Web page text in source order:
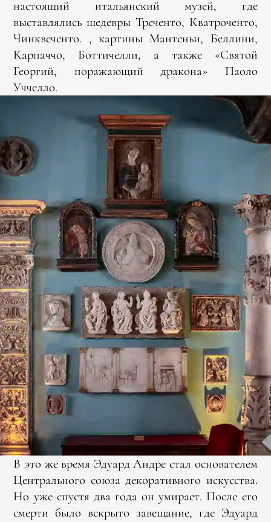
настоящий итальянский музей, где
выставлялись шедевры Треченто, Кватроченто,
Чинквеченто. , картины Мантеньи, Беллини,
Карпаччо, Боттичелли, а также «Святой
Георгий, поражающий дракона» Паоло
Уччелло.
В это же время Эдуард Андре стал основателем
Центрального союза декоративного искусства.
Но уже спустя два года он умирает. После его
смерти было вскрыто завещание, где Эдуард